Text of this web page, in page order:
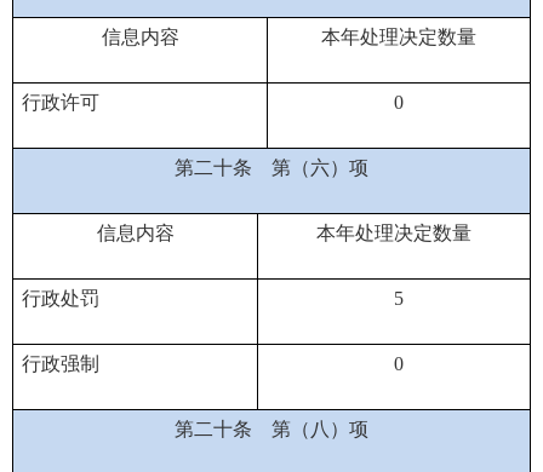
信息内容 本年处理决定数量
行政许可 0
第二十条 第（六）项
信息内容 本年处理决定数量
行政处罚 5
行政强制 0
第二十条 第（八）项